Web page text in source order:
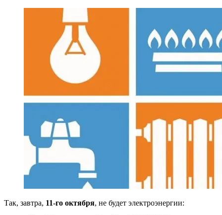
Так, завтра, 11-го октября, не будет электроэнергии: